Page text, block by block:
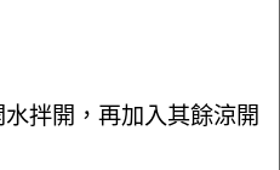
拌開，再加入其餘涼開